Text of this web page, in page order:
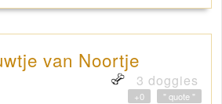
van Noortje
3 doggies
" quote "
+0